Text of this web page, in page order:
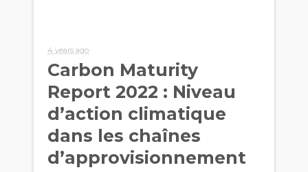
4 years ago
Carbon Maturity
Report 2022 : Niveau
d’action climatique
dans les chaînes
d’approvisionnement